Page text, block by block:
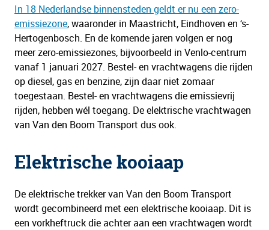
In 18 Nederlandse binnensteden geldt er nu een zero-
emissiezone, waaronder in Maastricht, Eindhoven en ‘s-
Hertogenbosch. En de komende jaren volgen er nog
meer zero-emissiezones, bijvoorbeeld in Venlo-centrum
vanaf 1 januari 2027. Bestel- en vrachtwagens die rijden
op diesel, gas en benzine, zijn daar niet zomaar
toegestaan. Bestel- en vrachtwagens die emissievrij
rijden, hebben wél toegang. De elektrische vrachtwagen
van Van den Boom Transport dus ook.
Elektrische kooiaap
De elektrische trekker van Van den Boom Transport
wordt gecombineerd met een elektrische kooiaap. Dit is
een vorkheftruck die achter aan een vrachtwagen wordt